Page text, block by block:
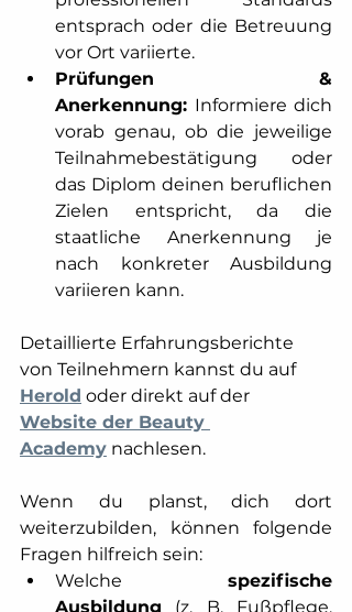
entsprach oder die Betreuung
vor Ort variierte.
Prüfungen &
Anerkennung: Informiere dich
vorab genau, ob die jeweilige
Teilnahmebestätigung oder
das Diplom deinen beruflichen
Zielen entspricht, da die
staatliche Anerkennung je
nach konkreter Ausbildung
variieren kann.
Detaillierte Erfahrungsberichte
von Teilnehmern kannst du auf
Herold oder direkt auf der
Website der Beauty
Academy nachlesen.
Wenn du planst, dich dort
weiterzubilden, können folgende
Fragen hilfreich sein:
Welche spezifische
Ausbildung (z. B. Fußpflege,